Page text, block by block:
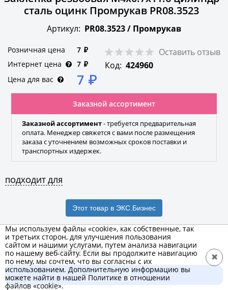
сталь оцинк Промрукав PR08.3523
Артикул: PR08.3523 / Промрукав
Розничная цена 7 ₽
Интернет цена
7 ₽
Цена для вас
7 ₽
Оставить отзыв
Код: 424960
Заказной ассортимент
Заказной ассортимент- требуется предварительная
оплата. Менеджер свяжется с вами после размещения
заказа с уточнением возможных сроков поставки и
транспортных издержек.
ПОДХОДИТ ДЛЯ
Этот товар в ЭКС.Бизнес
Промрукав
Бренд
В корзину
12 320 ₽ за 2000 шт.
Мы используем файлы «cookie», как собственные, так
и третьих сторон, для улучшения пользования
сайтом и нашими услугами, путем анализа навигации
по нашему веб-сайту. Если вы продолжите навигацию
по нему, мы сочтем, что вы согласны с их
использованием. Дополнительную информацию вы
можете найти в нашей Политике в отношении
файлов «cookie».
✖